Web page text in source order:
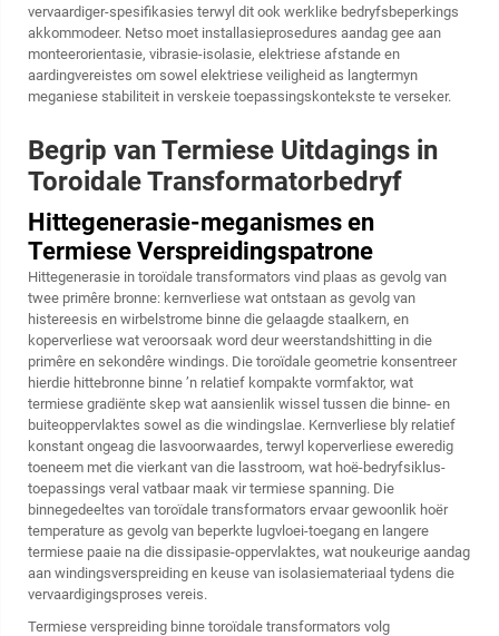
vervaardiger-spesifikasies terwyl dit ook werklike bedryfsbeperkings
akkommodeer. Netso moet installasieprosedures aandag gee aan
monteerorientasie, vibrasie-isolasie, elektriese afstande en
aardingvereistes om sowel elektriese veiligheid as langtermyn
meganiese stabiliteit in verskeie toepassingskontekste te verseker.
Begrip van Termiese Uitdagings in
Toroidale Transformatorbedryf
Hittegenerasie-meganismes en
Termiese Verspreidingspatrone
Hittegenerasie in toroïdale transformators vind plaas as gevolg van
twee primêre bronne: kernverliese wat ontstaan as gevolg van
histereesis en wirbelstrome binne die gelaagde staalkern, en
koperverliese wat veroorsaak word deur weerstandshitting in die
primêre en sekondêre windings. Die toroïdale geometrie konsentreer
hierdie hittebronne binne ’n relatief kompakte vormfaktor, wat
termiese gradiënte skep wat aansienlik wissel tussen die binne- en
buiteoppervlaktes sowel as die windingslae. Kernverliese bly relatief
konstant ongeag die lasvoorwaardes, terwyl koperverliese eweredig
toeneem met die vierkant van die lasstroom, wat hoë-bedryfsiklus-
toepassings veral vatbaar maak vir termiese spanning. Die
binnegedeeltes van toroïdale transformators ervaar gewoonlik hoër
temperature as gevolg van beperkte lugvloei-toegang en langere
termiese paaie na die dissipasie-oppervlaktes, wat noukeurige aandag
aan windingsverspreiding en keuse van isolasiemateriaal tydens die
vervaardigingsproses vereis.
Termiese verspreiding binne toroïdale transformators volg